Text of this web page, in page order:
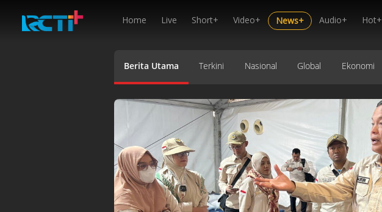
Home Live Short+ Video+ News+ Audio+ Hot+
Berita Utama Terkini Nasional Global Ekonomi